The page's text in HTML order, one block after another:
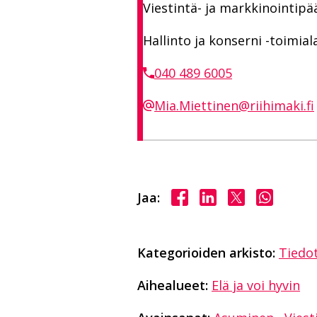
Viestintä- ja
Hallinto ja konserni -
040 489 6005
Mia.Miettinen@riihimaki.fi
Jaa: Jaa Facebookissa
Jaa LinkedInissä
Jaa X:ssä
Jaa
Kategorioiden arkisto:
Aihealueet: Elä ja voi hyvin